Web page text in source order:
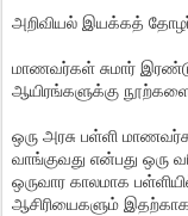
அறிவியல் இயக்கத்
மாணவர்கள் சுமார்
ஆயிரங்களுக்கு
ஒரு அரசு பள்ளி
வாங்குவது என்பது ஒரு
ஒருவார காலமாக
ஆசிரியைகளும்